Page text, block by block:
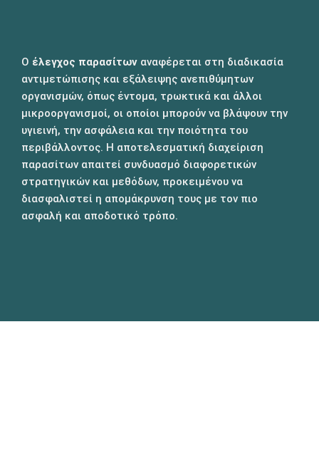
Ο έλεγχος παρασίτων αναφέρεται στη διαδικασία
αντιμετώπισης και εξάλειψης ανεπιθύμητων
οργανισμών, όπως έντομα, τρωκτικά και άλλοι
μικροοργανισμοί, οι οποίοι μπορούν να βλάψουν την
υγιεινή, την ασφάλεια και την ποιότητα του
περιβάλλοντος. Η αποτελεσματική διαχείριση
παρασίτων απαιτεί συνδυασμό διαφορετικών
στρατηγικών και μεθόδων, προκειμένου να
διασφαλιστεί η απομάκρυνση τους με τον πιο
ασφαλή και αποδοτικό τρόπο.